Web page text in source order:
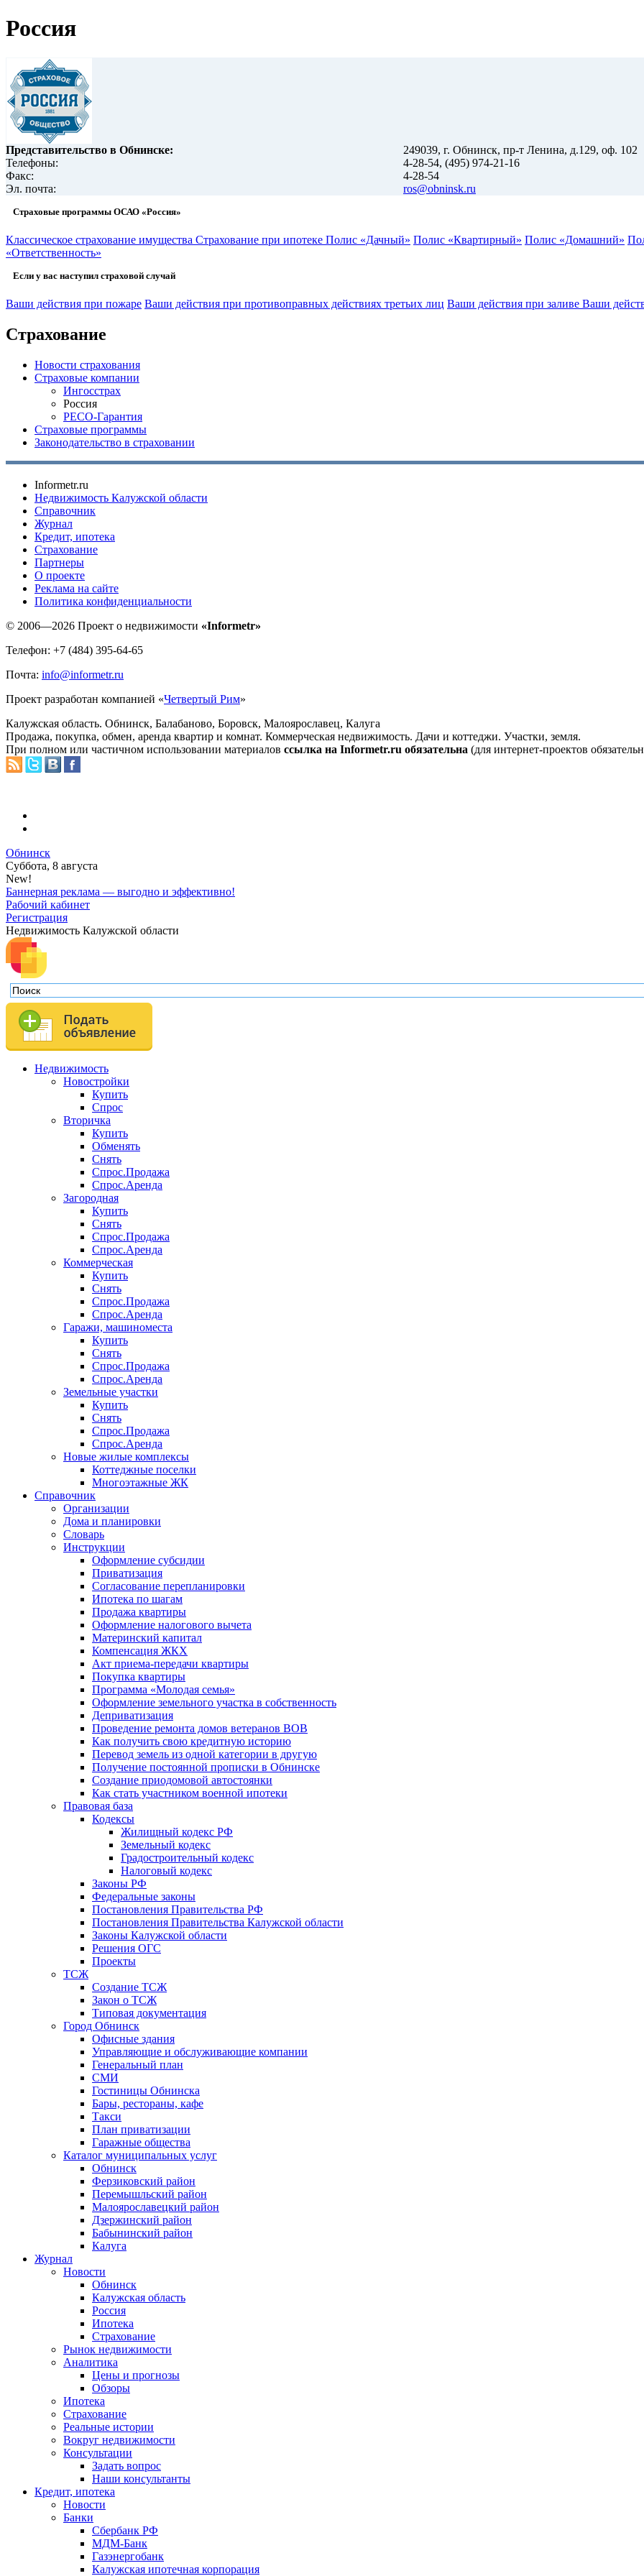
Россия
Представительство в Обнинске:
249039, г. Обнинск, пр-т Ленина, д.129, оф. 102
Телефоны:
4-28-54, (495) 974-21-16
Факс:
4-28-54
Эл. почта:
ros@obninsk.ru
Страховые программы ОСАО «Россия»
Классическое страхование имущества Страхование при ипотеке Полис «Дачный» Полис «Квартирный» Полис «Домашний»
«Ответственность»
Если у вас наступил страховой случай
Ваши действия при пожаре Ваши действия при противоправных действиях третьих лиц Ваши действия при заливе Ваши
Страхование
Новости страхования
Страховые компании
Ингосстрах
Россия
РЕСО-Гарантия
Страховые программы
Законодательство в страховании
Informetr.ru
Недвижимость Калужской области
Справочник
Журнал
Кредит, ипотека
Страхование
Партнеры
O проекте
Реклама на сайте
Политика конфиденциальности
© 2006—2026 Проект о недвижимости «Informetr»
Телефон: +7 (484) 395-64-65
Почта: info@informetr.ru
Проект разработан компанией «Четвертый Рим»
Калужская область. Обнинск, Балабаново, Боровск, Малоярославец, Калуга
Продажа, покупка, обмен, аренда квартир и комнат. Коммерческая недвижимость. Дачи и коттеджи. Участки, земля.
При полном или частичном использовании материалов ссылка на Informetr.ru обязательна (для интернет-проектов
Обнинск
Суббота, 8 августа
New!
Баннерная реклама — выгодно и эффективно!
Рабочий кабинет
Регистрация
Недвижимость Калужской области
Недвижимость
Новостройки
Купить
Спрос
Вторичка
Купить
Обменять
Снять
Спрос.Продажа
Спрос.Аренда
Загородная
Купить
Снять
Спрос.Продажа
Спрос.Аренда
Коммерческая
Купить
Снять
Спрос.Продажа
Спрос.Аренда
Гаражи, машиноместа
Купить
Снять
Спрос.Продажа
Спрос.Аренда
Земельные участки
Купить
Снять
Спрос.Продажа
Спрос.Аренда
Новые жилые комплексы
Коттеджные поселки
Многоэтажные ЖК
Справочник
Организации
Дома и планировки
Словарь
Инструкции
Оформление субсидии
Приватизация
Согласование перепланировки
Ипотека по шагам
Продажа квартиры
Оформление налогового вычета
Материнский капитал
Компенсация ЖКХ
Акт приема-передачи квартиры
Покупка квартиры
Программа «Молодая семья»
Оформление земельного участка в собственность
Деприватизация
Проведение ремонта домов ветеранов ВОВ
Как получить свою кредитную историю
Перевод земель из одной категории в другую
Получение постоянной прописки в Обнинске
Создание приодомовой автостоянки
Как стать участником военной ипотеки
Правовая база
Кодексы
Жилищный кодекс РФ
Земельный кодекс
Градостроительный кодекс
Налоговый кодекс
Законы РФ
Федеральные законы
Постановления Правительства РФ
Постановления Правительства Калужской области
Законы Калужской области
Решения ОГС
Проекты
ТСЖ
Создание ТСЖ
Закон о ТСЖ
Типовая документация
Город Обнинск
Офисные здания
Управляющие и обслуживающие компании
Генеральный план
СМИ
Гостиницы Обнинска
Бары, рестораны, кафе
Такси
План приватизации
Гаражные общества
Каталог муниципальных услуг
Обнинск
Ферзиковский район
Перемышльский район
Малоярославецкий район
Дзержинский район
Бабынинский район
Калуга
Журнал
Новости
Обнинск
Калужская область
Россия
Ипотека
Страхование
Рынок недвижимости
Аналитика
Цены и прогнозы
Обзоры
Ипотека
Страхование
Реальные истории
Вокруг недвижимости
Консультации
Задать вопрос
Наши консультанты
Кредит, ипотека
Новости
Банки
Сбербанк РФ
МДМ-Банк
Газэнергобанк
Калужская ипотечная корпорация